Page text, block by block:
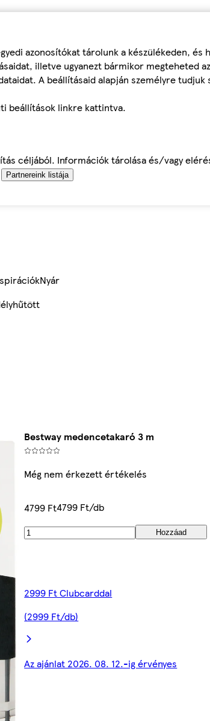
azonosítókat tárolunk a készülékeden, és
illetve ugyanezt bármikor megteheted az
A beállításaid alapján személyre tudjuk
beállítások linkre kattintva.
céljából. Információk tárolása és/vagy
Partnereink listája
Nyár
Bestway medencetakaró 3 m
Még nem érkezett értékelés
4799 Ft4799 Ft/db
Hozzáad
2999 Ft Clubcarddal
(2999 Ft/db)
Az ajánlat 2026. 08. 12.-ig érvényes